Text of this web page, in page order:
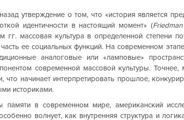
утверждение о том, что «история является
идентичности в настоящий момент» (Friedman
массовая культура в определенной степени
ее социальных функций. На современном
аналоговые или «ламповые»
современной массовой культуры. Точнее,
что начинает интерпретировать прошлое,
историками.
памяти в современном мире, американский
волнует, как внутренняя структура и